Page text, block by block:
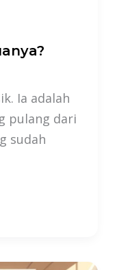
Ia adalah
pulang dari
sudah